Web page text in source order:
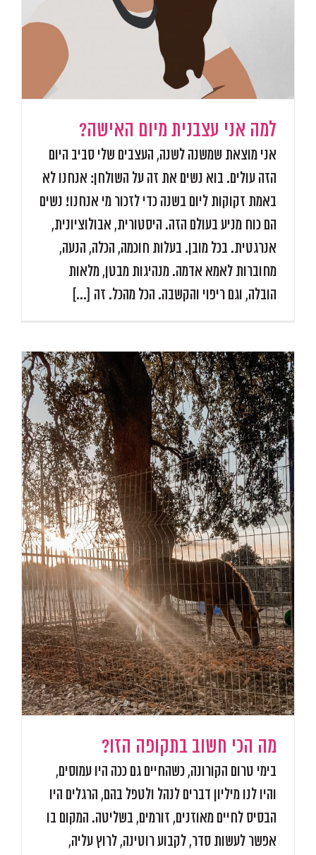
למה אני עצבנית מיום האישה?
אני מוצאת שמשנה לשנה, העצבים שלי סביב היום
הזה עולים. בוא נשים את זה על השולחן: אנחנו לא
באמת זקוקות ליום בשנה כדי לזכור מי אנחנו! נשים
הם כוח מניע בעולם הזה. היסטורית, אבולוציונית,
אנרגטית. בכל מובן. בעלות חוכמה, הכלה, הנעה,
מחוברות לאמא אדמה. מנהיגות מבטן, מלאות
הובלה, וגם ריפוי והקשבה. הכל מהכל. זה [...]
מה הכי חשוב בתקופה הזו?
בימי טרום הקורונה, כשהחיים גם ככה היו עמוסים,
והיו לנו מיליון דברים לנהל ולטפל בהם, הרגלים היו
הבסיס לחיים מאוזנים, זורמים, בשליטה. המקום בו
אפשר לעשות סדר, לקבוע רוטינה, לרוץ עליה,